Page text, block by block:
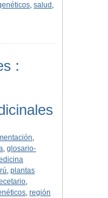
, salud ,
:
,
,glosario-
,plantas
,
,región